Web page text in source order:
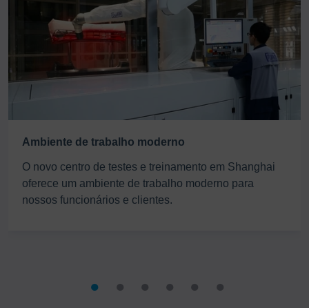
Ambiente de trabalho moderno
O novo centro de testes e treinamento em Shanghai
oferece um ambiente de trabalho moderno para
nossos funcionários e clientes.